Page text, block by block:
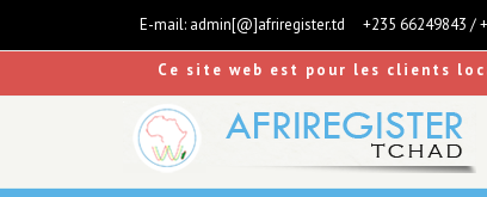
E-mail: admin[@]afriregister.td +235 66249843 /
Ce site web est pour les clients